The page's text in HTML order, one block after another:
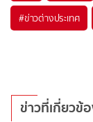
#ข่าวต่างประเทศ
ข่าวที่เกี่ยวข้